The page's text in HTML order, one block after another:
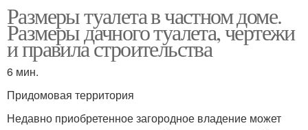
Размеры туалета в частном доме.
Размеры дачного туалета, чертежи
и правила строительства
6 мин.
Придомовая территория
Недавно приобретенное загородное владение может